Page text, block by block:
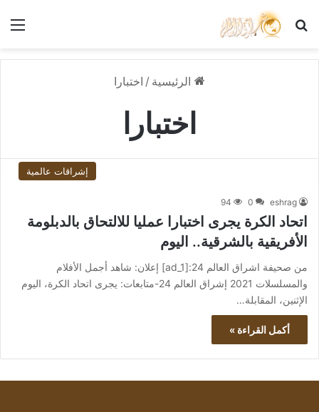
بحث عن
الرئيسية / اختبارا
اختبارا
إشراقات عالمية
eshrag
0
94
اتحاد الكرة يجرى اختبارا عمليا للالتحاق بالدبلومة
الأفريقية بالشرقية.. اليوم
من صحيفة اشراق العالم 24:[ad_1] إعلان: شاهد أجمل الأفلام
والمسلسلات 2021 إشراق العالم 24-متابعات: يجرى اتحاد الكرة، اليوم
الإثنين، المقابلة…
أكمل القراءة »